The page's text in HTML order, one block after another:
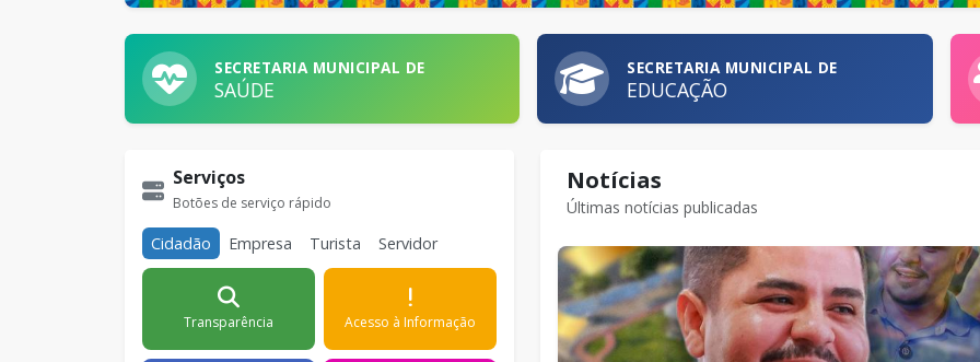
SECRETARIA MUNICIPAL DE
SAÚDE
SECRETARIA MUNICIPAL DE
EDUCAÇÃO
Serviços
Botões de serviço rápido
Cidadão Empresa Turista Servidor
Transparência Acesso à Informação
Notícias
Últimas notícias publicadas